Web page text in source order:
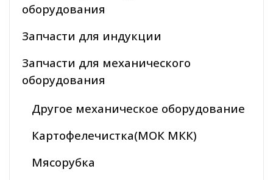
оборудования
Запчасти для индукции
Запчасти для механического
оборудования
Другое механическое оборудование
Картофелечистка(МОК МКК)
Мясорубка